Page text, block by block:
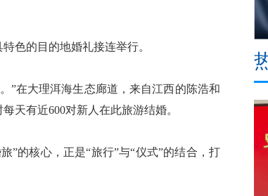
色的目的地婚礼接连举行。
在大理洱海生态廊道，来自江西的陈浩和
天有近600对新人在此旅游结婚。
的核心，正是“旅行”与“仪式”的结合，打